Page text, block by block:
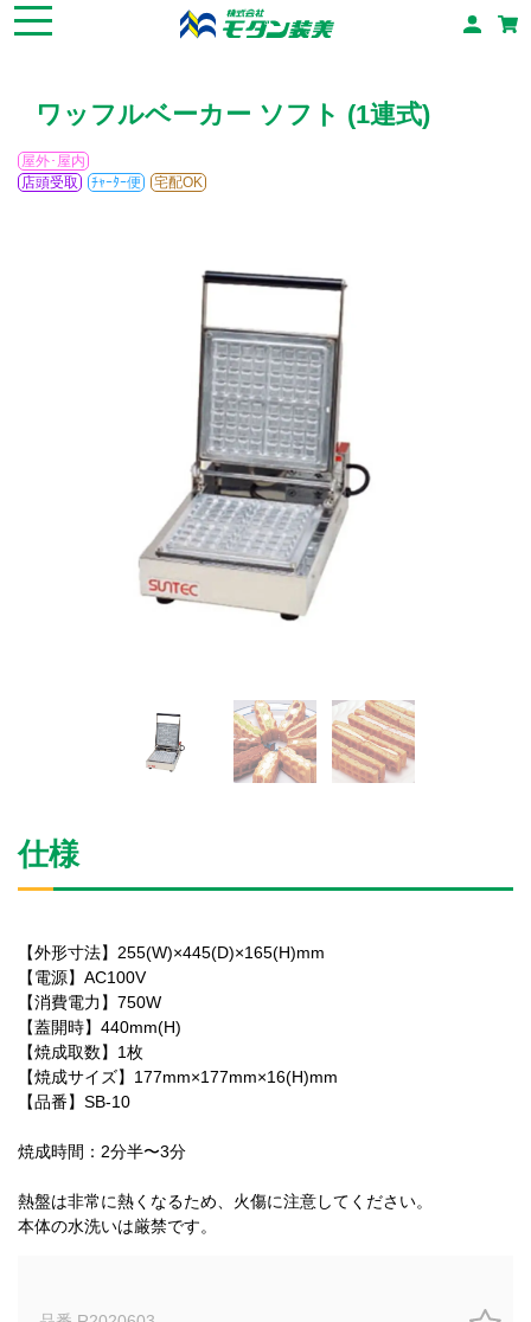
ワッフルベーカー ソフト (1連式)
屋外･屋内
店頭受取
ﾁｬｰﾀｰ便 宅配OK
仕様
【外形寸法】255(W)×445(D)×165(H)mm
【電源】AC100V
【消費電力】750W
【蓋開時】440mm(H)
【焼成取数】1枚
【焼成サイズ】177mm×177mm×16(H)mm
【品番】SB-10
焼成時間：2分半〜3分
熱盤は非常に熱くなるため、火傷に注意してください。
本体の水洗いは厳禁です。